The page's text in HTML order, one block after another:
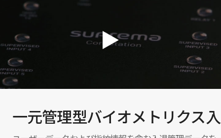
一元管理型バイオメトリクス